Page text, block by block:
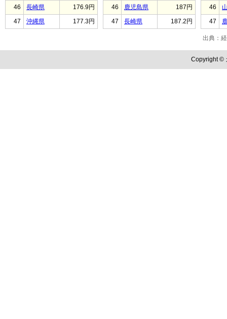
46 長崎県
176.9円
47
沖縄県 177.3円
46 鹿児島県
187円
47
長崎県 187.2円
46
47
出典：
Copyright ©